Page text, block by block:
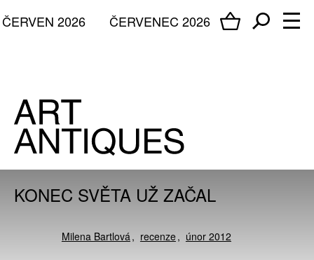
ČERVENEC 2026
ČERVEN 2026
KONEC SVĚTA UŽ ZAČAL
Milena Bartlová recenze únor 2012